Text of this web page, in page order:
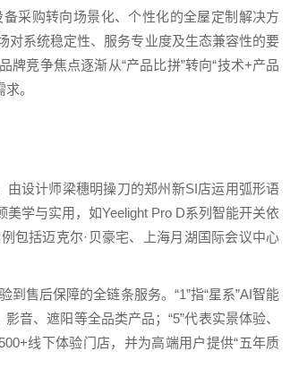
采购转向场景化、个性化的全屋定制解决方
对系统稳定性、服务专业度及生态兼容性的要
竞争焦点逐渐从“产品比拼”转向“技术+产品
。
由设计师梁穗明操刀的郑州新SI店运用弧形语
学与实用，如Yeelight Pro D系列智能开关依
包括迈克尔·贝豪宅、上海月湖国际会议中心
售后保障的全链条服务。“1”指“星系”AI智能
音、遮阳等全品类产品；“5”代表实景体验、
线下体验门店，并为高端用户提供“五年质